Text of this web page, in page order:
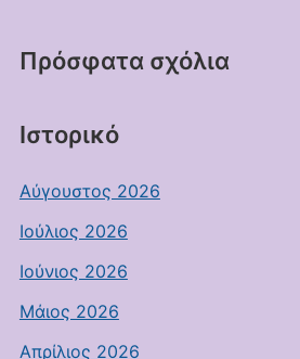
Πρόσφατα σχόλια
Ιστορικό
Αύγουστος 2026
Ιούλιος 2026
Ιούνιος 2026
Μάιος 2026
Απρίλιος 2026